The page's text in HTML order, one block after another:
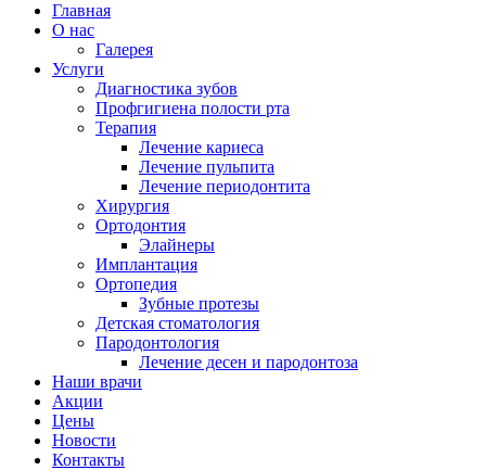
Главная
О нас
Галерея
Услуги
Диагностика зубов
Профгигиена полости рта
Терапия
Лечение кариеса
Лечение пульпита
Лечение периодонтита
Хирургия
Ортодонтия
Элайнеры
Имплантация
Ортопедия
Зубные протезы
Детская стоматология
Пародонтология
Лечение десен и пародонтоза
Наши врачи
Акции
Цены
Новости
Контакты